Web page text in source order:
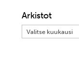
Arkistot
Arkistot